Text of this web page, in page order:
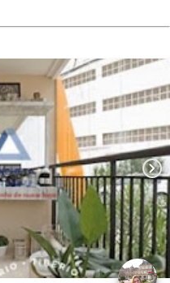
chevron_right